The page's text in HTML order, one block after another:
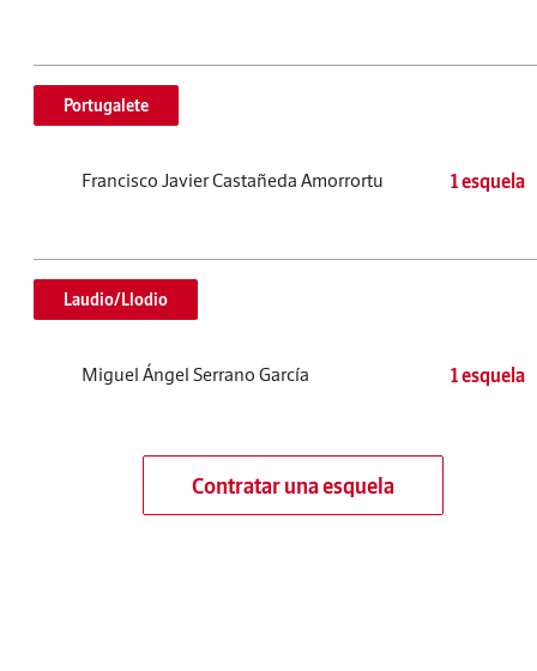
Portugalete
Francisco Javier Castañeda Amorrortu 1 esquela
Laudio/Llodio
Miguel Ángel Serrano García 1 esquela
Contratar una esquela